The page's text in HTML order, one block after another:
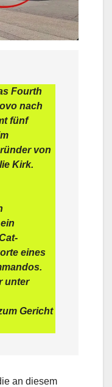
Fourth
nach
fünf
von
Kirk.
eines
unter
Gericht
an diesem